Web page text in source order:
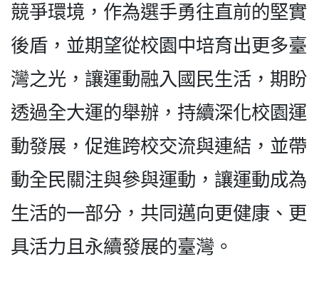
競爭環境，作為選手勇往直前的堅實
後盾，並期望從校園中培育出更多臺
灣之光，讓運動融入國民生活，期盼
透過全大運的舉辦，持續深化校園運
動發展，促進跨校交流與連結，並帶
動全民關注與參與運動，讓運動成為
生活的一部分，共同邁向更健康、更
具活力且永續發展的臺灣。